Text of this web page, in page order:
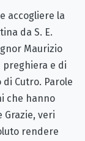
accogliere la
da S. E.
Maurizio
preghiera e di
Cutro. Parole
che hanno
Grazie, veri
rendere